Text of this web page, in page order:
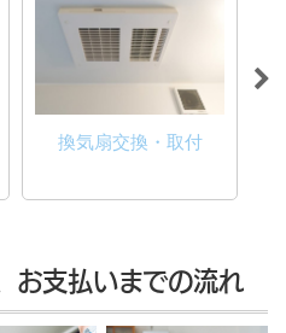
電気設備工事
お支払いまでの流れ